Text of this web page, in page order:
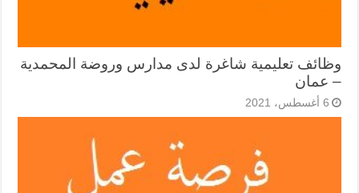
وظائف تعليمية شاغرة لدى مدارس وروضة المحمدية
– عمان
6 أغسطس، 2021